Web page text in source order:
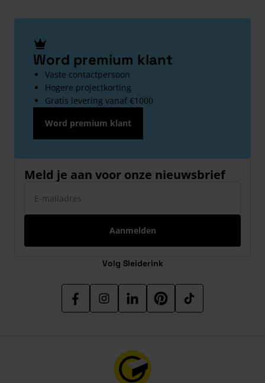
Word premium klant
Vaste contactpersoon
Hogere projectkorting
Gratis levering vanaf €1000
Word premium klant
Meld je aan voor onze nieuwsbrief
Aanmelden
Volg Sleiderink